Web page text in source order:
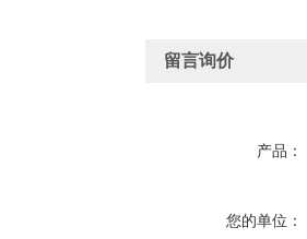
留言询价
产品：
您的单位：